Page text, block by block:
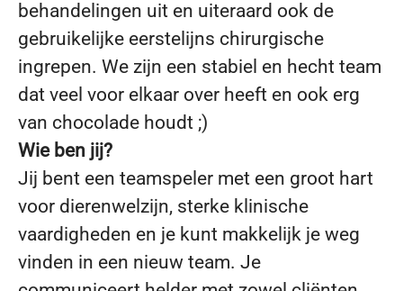
behandelingen uit en uiteraard ook de
gebruikelijke eerstelijns chirurgische
ingrepen. We zijn een stabiel en hecht team
dat veel voor elkaar over heeft en ook erg
van chocolade houdt ;)
Wie ben jij?
Jij bent een teamspeler met een groot hart
voor dierenwelzijn, sterke klinische
vaardigheden en je kunt makkelijk je weg
vinden in een nieuw team. Je